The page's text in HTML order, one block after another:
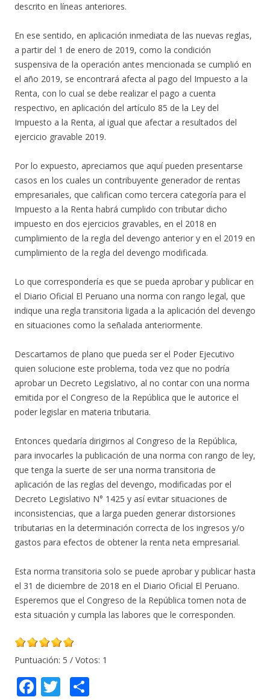
descrito en líneas anteriores.
En ese sentido, en aplicación inmediata de las nuevas reglas,
a partir del 1 de enero de 2019, como la condición
suspensiva de la operación antes mencionada se cumplió en
el año 2019, se encontrará afecta al pago del Impuesto a la
Renta, con lo cual se debe realizar el pago a cuenta
respectivo, en aplicación del artículo 85 de la Ley del
Impuesto a la Renta, al igual que afectar a resultados del
ejercicio gravable 2019.
Por lo expuesto, apreciamos que aquí pueden presentarse
casos en los cuales un contribuyente generador de rentas
empresariales, que califican como tercera categoría para el
Impuesto a la Renta habrá cumplido con tributar dicho
impuesto en dos ejercicios gravables, en el 2018 en
cumplimiento de la regla del devengo anterior y en el 2019 en
cumplimiento de la regla del devengo modificada.
Lo que correspondería es que se pueda aprobar y publicar en
el Diario Oficial El Peruano una norma con rango legal, que
indique una regla transitoria ligada a la aplicación del devengo
en situaciones como la señalada anteriormente.
Descartamos de plano que pueda ser el Poder Ejecutivo
quien solucione este problema, toda vez que no podría
aprobar un Decreto Legislativo, al no contar con una norma
emitida por el Congreso de la República que le autorice el
poder legislar en materia tributaria.
Entonces quedaría dirigirnos al Congreso de la República,
para invocarles la publicación de una norma con rango de ley,
que tenga la suerte de ser una norma transitoria de
aplicación de las reglas del devengo, modificadas por el
Decreto Legislativo N° 1425 y así evitar situaciones de
inconsistencias, que a larga pueden generar distorsiones
tributarias en la determinación correcta de los ingresos y/o
gastos para efectos de obtener la renta neta empresarial.
Esta norma transitoria solo se puede aprobar y publicar hasta
el 31 de diciembre de 2018 en el Diario Oficial El Peruano.
Esperemos que el Congreso de la República tomen nota de
esta situación y cumpla las labores que le corresponden.
Puntuación: 5 / Votos: 1
F T